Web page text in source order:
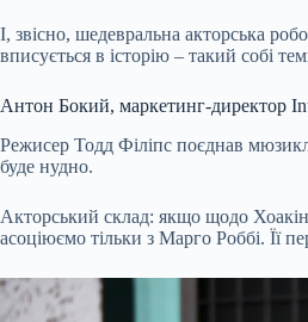
І, звісно, шедевральна акторська
вписується в історію – такий собі
Антон Бокий, маркетинг-директор
Режисер Тодд Філіпс поєднав
буде нудно.
Акторський склад: якщо щодо
асоціюємо тільки з Марго Роббі. Її